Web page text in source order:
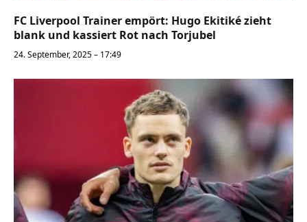
FC Liverpool Trainer empört: Hugo Ekitiké zieht
blank und kassiert Rot nach Torjubel
24. September, 2025 – 17:49